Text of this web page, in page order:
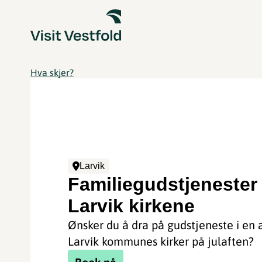
Hva skjer?
Larvik
Familiegudstjenester
Larvik kirkene
Ønsker du å dra på gudstjeneste i en
Larvik kommunes kirker på julaften?